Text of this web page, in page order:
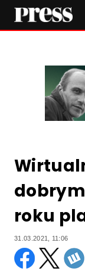
roku
31.03.2021, 11:06